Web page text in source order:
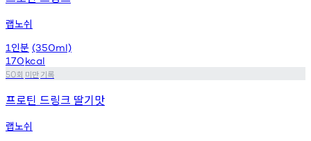
랩노쉬
1 인분 (350ml)
170kcal
50회 미만기록
프로틴 드링크 딸기맛
랩노쉬